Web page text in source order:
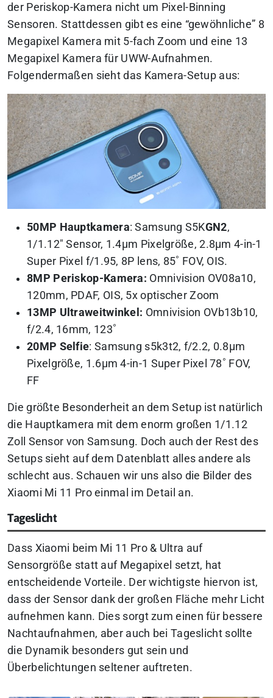
der Periskop-Kamera nicht um Pixel-Binning
Sensoren. Stattdessen gibt es eine “gewöhnliche” 8
Megapixel Kamera mit 5-fach Zoom und eine 13
Megapixel Kamera für UWW-Aufnahmen.
Folgendermaßen sieht das Kamera-Setup aus:
50MP Hauptkamera: Samsung S5KGN2,
1/1.12″ Sensor, 1.4μm Pixelgröße, 2.8μm 4-in-1
Super Pixel f/1.95, 8P lens, 85˚ FOV, OIS.
8MP Periskop-Kamera: Omnivision OV08a10,
120mm, PDAF, OIS, 5x optischer Zoom
13MP Ultraweitwinkel: Omnivision OVb13b10,
f/2.4, 16mm, 123˚
20MP Selfie: Samsung s5k3t2, f/2.2, 0.8μm
Pixelgröße, 1.6μm 4-in-1 Super Pixel 78˚ FOV,
FF
Die größte Besonderheit an dem Setup ist natürlich
die Hauptkamera mit dem enorm großen 1/1.12
Zoll Sensor von Samsung. Doch auch der Rest des
Setups sieht auf dem Datenblatt alles andere als
schlecht aus. Schauen wir uns also die Bilder des
Xiaomi Mi 11 Pro einmal im Detail an.
Tageslicht
Dass Xiaomi beim Mi 11 Pro & Ultra auf
Sensorgröße statt auf Megapixel setzt, hat
entscheidende Vorteile. Der wichtigste hiervon ist,
dass der Sensor dank der großen Fläche mehr Licht
aufnehmen kann. Dies sorgt zum einen für bessere
Nachtaufnahmen, aber auch bei Tageslicht sollte
die Dynamik besonders gut sein und
Überbelichtungen seltener auftreten.